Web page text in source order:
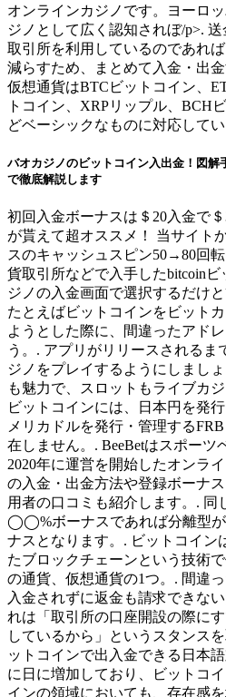
オンラインカジノです。ヨーロ
ジノとして広く認知されぼ/p>.
取引所を利用しているのであれ
減らすため、まとめて入金・出
仮想通貨はBTCビットコイン、
トコイン、XRPリップル、BCH
どベーシックなものに対応して
バオカジノのビットコイン入出金！図解
で徹底解説します
初回入金ボーナスは＄20入金で
が貰えて超オススメ！ 当サイト
スのキャッシュスピン50→80回
貨取引所などで入手したbitcoin
ジノの入金画面で選択するだけ
たとえばビットコインをビット
ようとした際に、間違ったアド
う。. アプリがリリースされるま
ジノをプレイするようにしまし
も魅力で、スロットもライブカ
ビットコインには、日本円を発
メリカドルを発行・管理する
在しません。. BeeBetはスポーツ
2020年に運営を開始したオンラ
の入金・出金方法や登録ボーナ
用者の口コミも紹介します。. 同
◯◯%ボーナスであれば分離型が
ナスとなります。. ビットコイン
たブロックチェーンという技術
の通貨、仮想通貨の1つ。. 間違
入金されずに返金も請求できな
れは「取引所の口座開設の際に
しているから」というスタンス
ットコインで出入金できる日本
に日に増加しており、ビットコ
インの領域においても、存在感